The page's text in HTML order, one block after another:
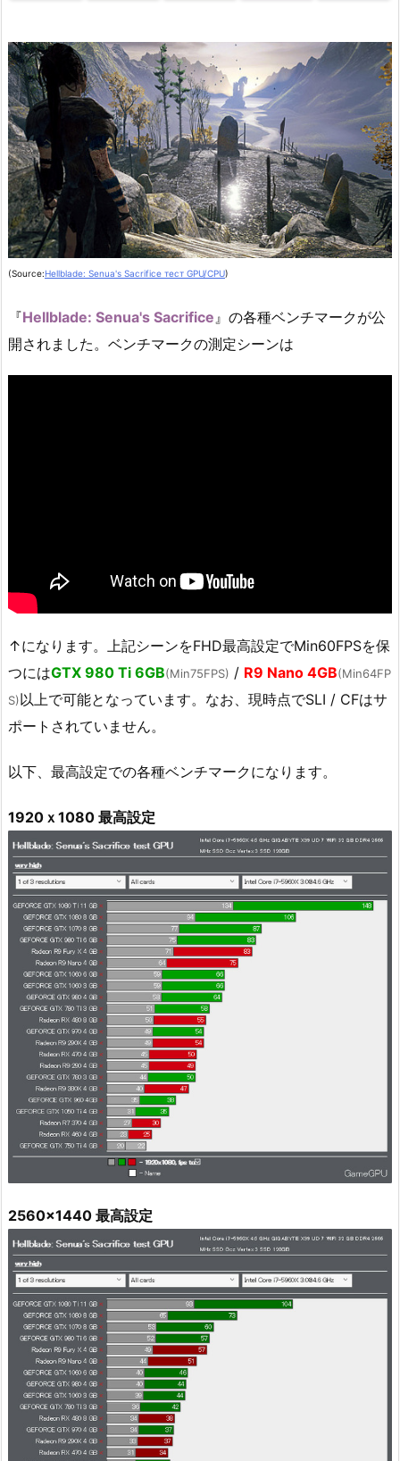
(Source:Hellblade: Senua's Sacrifice тест GPU/CPU)
『Hellblade: Senua's Sacrifice 』の各種ベンチマークが公
開されました。ベンチマークの測定シーンは
↑になります。上記シーンをFHD最高設定でMin60FPSを保
つにはGTX 980 Ti 6GB(Min75FPS) / R9 Nano 4GB(Min64FP
S)以上で可能となっています。なお、現時点でSLI / CFはサ
ポートされていません。
以下、最高設定での各種ベンチマークになります。
1920ｘ1080 最高設定
2560x1440 最高設定